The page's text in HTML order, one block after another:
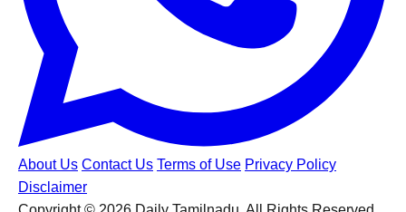
About Us Contact Us Terms of Use Privacy Policy
Disclaimer